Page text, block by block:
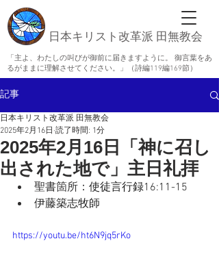
日本キリスト改革派 田無教会
「主よ、わたしの叫びが御前に届きますように。 御言葉をあ
るがままに理解させてください。」（詩編119編169節）
記事
2025年2月16日「神に召し
出された地で」主日礼拝
日本キリスト改革派 田無教会
2025年2月16日 読了時間: 1分
聖書箇所： 使徒言行録16:11-15
伊藤築志牧師
https://youtu.be/ht6N9jq5rKo